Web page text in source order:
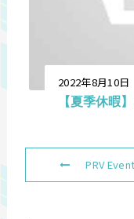
2022年8月10日
【夏季休暇】
PRV Event